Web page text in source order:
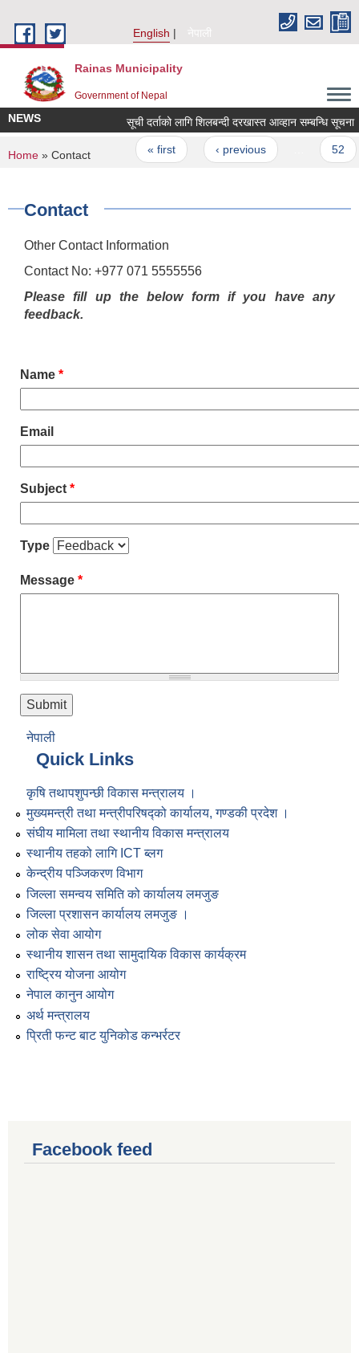
English
नेपाली
Rainas Municipality
Government of Nepal
NEWS सूची दर्ताको लागि शिलबन्दी दरखास्त आव्हान सम्बन्धि सूचना
Pages
« first ‹ previous 52
You are here
Home » Contact
Contact
Other Contact Information
Contact No: +977 071 5555556
Please fill up the below form if you have any
feedback.
Name *
Email
Subject *
Type
Message *
नेपाली
Quick Links
कृषि तथापशुपन्छी विकास मन्त्रालय ।
मुख्यमन्त्री तथा मन्त्रीपरिषद्को कार्यालय, गण्डकी प्रदेश ।
संघीय मामिला तथा स्थानीय विकास मन्त्रालय
स्थानीय तहको लागि ICT ब्लग
केन्द्रीय पञ्जिकरण विभाग
जिल्ला समन्वय समिति को कार्यालय लमजुङ
जिल्ला प्रशासन कार्यालय लमजुङ ।
लोक सेवा आयोग
स्थानीय शासन तथा सामुदायिक विकास कार्यक्रम
राष्ट्रिय योजना आयोग
नेपाल कानुन आयोग
अर्थ मन्त्रालय
प्रिती फन्ट बाट युनिकोड कन्भर्रटर
Facebook feed